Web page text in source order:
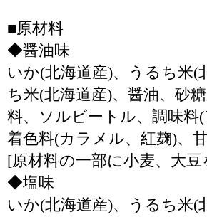
■原材料
◆醤油味
いか(北海道産)、うるち米(
ち米(北海道産)、醤油、砂
料、ソルビートル、調味料(
着色料(カラメル、紅麹)、甘
[原材料の一部に小麦、大豆
◆塩味
いか(北海道産)、うるち米(